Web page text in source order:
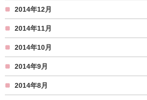
2014年12月
2014年11月
2014年10月
2014年9月
2014年8月